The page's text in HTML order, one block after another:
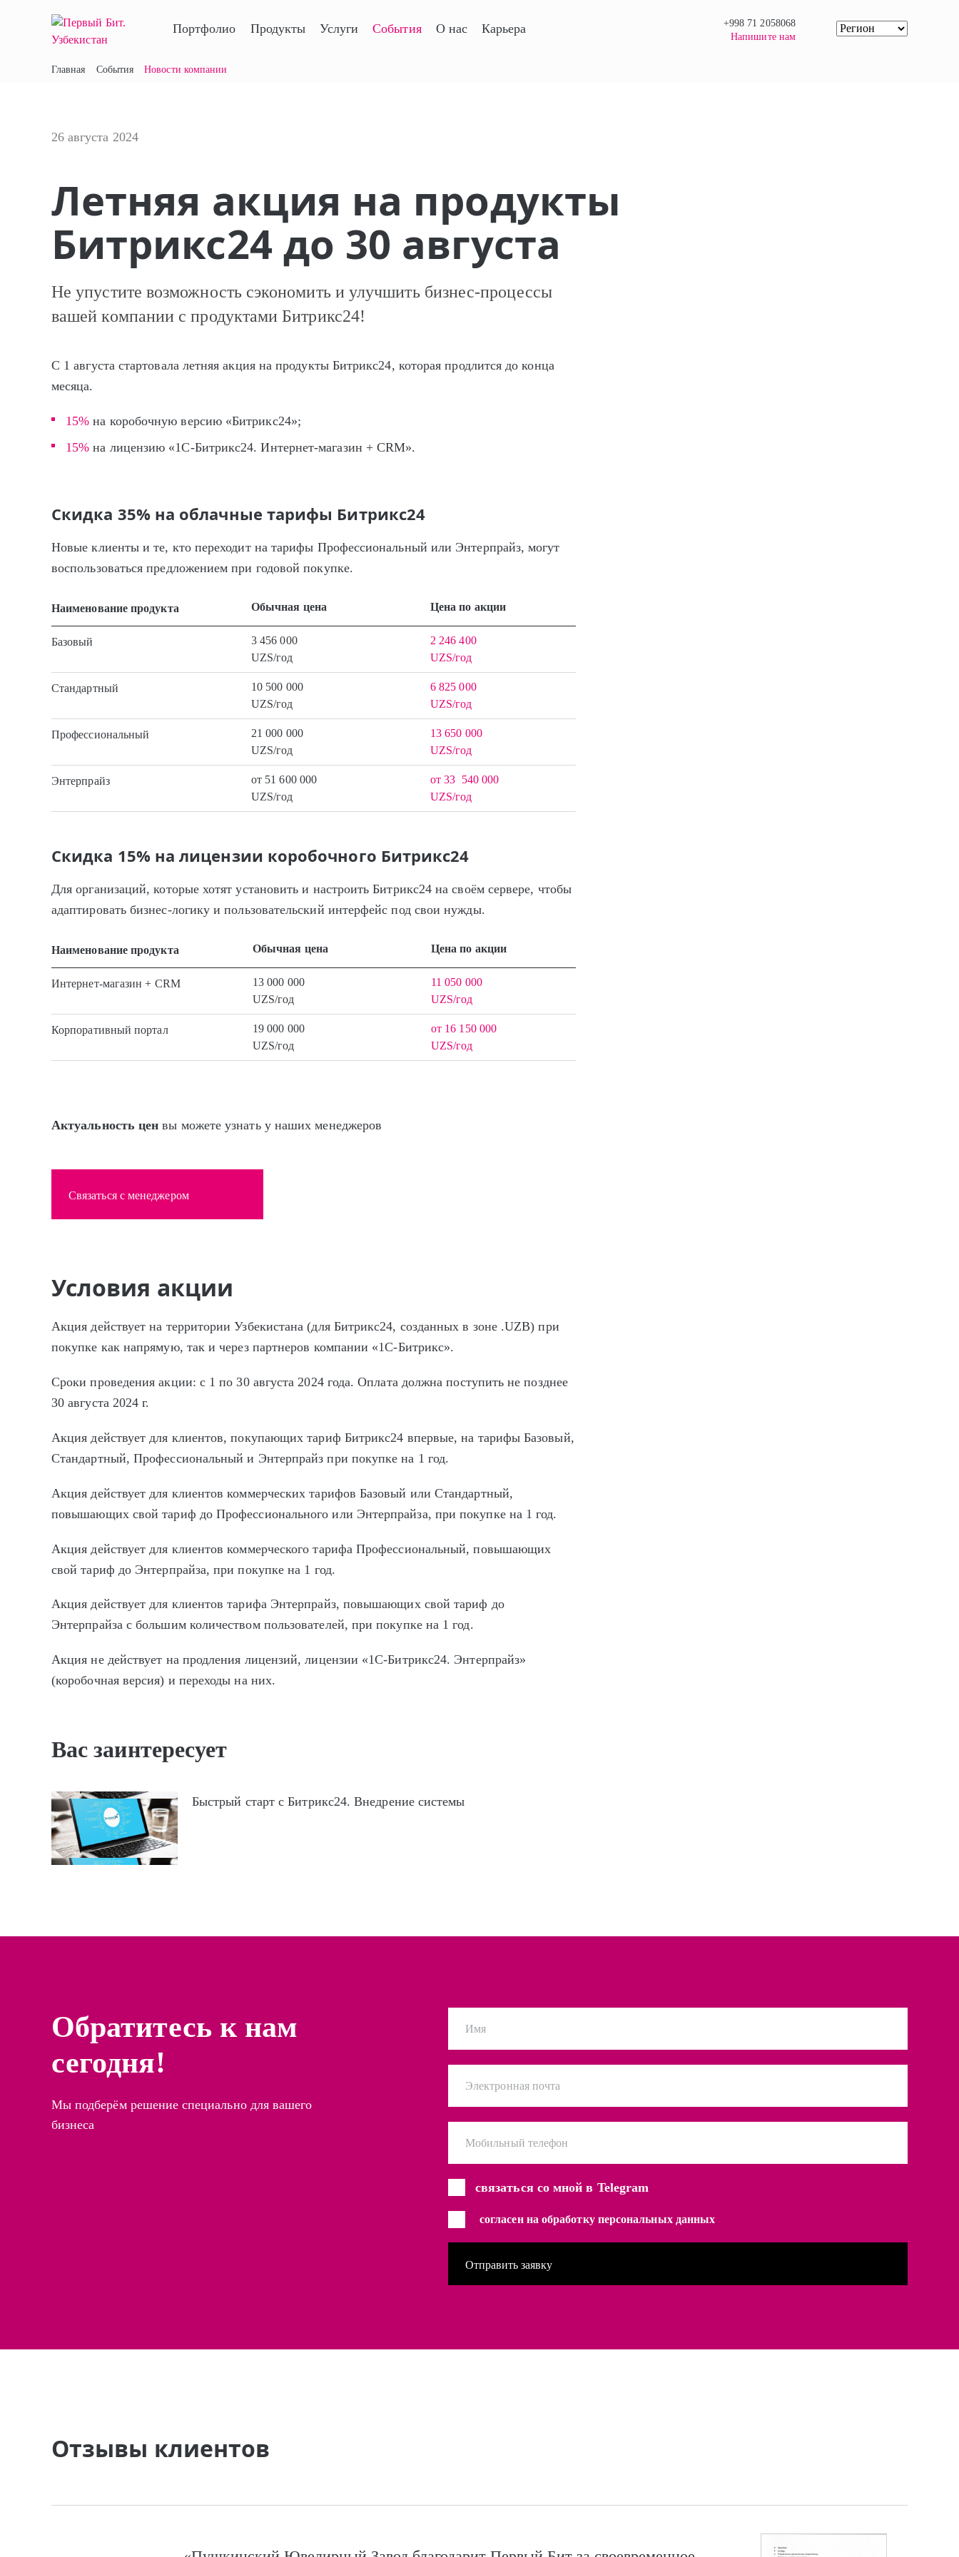
Портфолио Продукты Услуги События О нас Карьера
+998 71 2058068
Напишите нам
Главная События Новости компании
26 августа 2024
Летняя акция на продукты
Битрикс24 до 30 августа
Не упустите возможность сэкономить и улучшить бизнес-процессы
вашей компании с продуктами Битрикс24!
С 1 августа стартовала летняя акция на продукты Битрикс24, которая продлится до конца
месяца.
15% на коробочную версию «Битрикс24»;
15% на лицензию «1С-Битрикс24. Интернет-магазин + CRM».
Скидка 35% на облачные тарифы Битрикс24
Новые клиенты и те, кто переходит на тарифы Профессиональный или Энтерпрайз, могут
воспользоваться предложением при годовой покупке.
Наименование продукта Обычная цена Цена по акции
Базовый
3 456 000
UZS/год
2 246 400
UZS/год
Стандартный
10 500 000
UZS/год
6 825 000
UZS/год
Профессиональный
21 000 000
UZS/год
13 650 000
UZS/год
Энтерпрайз
от 51 600 000
UZS/год
от 33 540 000
UZS/год
Скидка 15% на лицензии коробочного Битрикс24
Для организаций, которые хотят установить и настроить Битрикс24 на своём сервере, чтобы
адаптировать бизнес-логику и пользовательский интерфейс под свои нужды.
Наименование продукта Обычная цена Цена по акции
Интернет-магазин + CRM
13 000 000
UZS/год
11 050 000
UZS/год
Корпоративный портал
19 000 000
UZS/год
от 16 150 000
UZS/год
Актуальность цен вы можете узнать у наших менеджеров
Связаться с менеджером
Условия акции
Акция действует на территории Узбекистана (для Битрикс24, созданных в зоне .UZB) при
покупке как напрямую, так и через партнеров компании «1С-Битрикс».
Сроки проведения акции: с 1 по 30 августа 2024 года. Оплата должна поступить не позднее
30 августа 2024 г.
Акция действует для клиентов, покупающих тариф Битрикс24 впервые, на тарифы Базовый,
Стандартный, Профессиональный и Энтерпрайз при покупке на 1 год.
Акция действует для клиентов коммерческих тарифов Базовый или Стандартный,
повышающих свой тариф до Профессионального или Энтерпрайза, при покупке на 1 год.
Акция действует для клиентов коммерческого тарифа Профессиональный, повышающих
свой тариф до Энтерпрайза, при покупке на 1 год.
Акция действует для клиентов тарифа Энтерпрайз, повышающих свой тариф до
Энтерпрайза с большим количеством пользователей, при покупке на 1 год.
Акция не действует на продления лицензий, лицензии «1С-Битрикс24. Энтерпрайз»
(коробочная версия) и переходы на них.
Вас заинтересует
Быстрый старт с Битрикс24. Внедрение системы
Обратитесь к нам
сегодня!
Мы подберём решение специально для вашего
бизнеса
Имя
Электронная почта
Мобильный телефон
связаться со мной в Telegram
согласен на обработку персональных данных
Отзывы клиентов